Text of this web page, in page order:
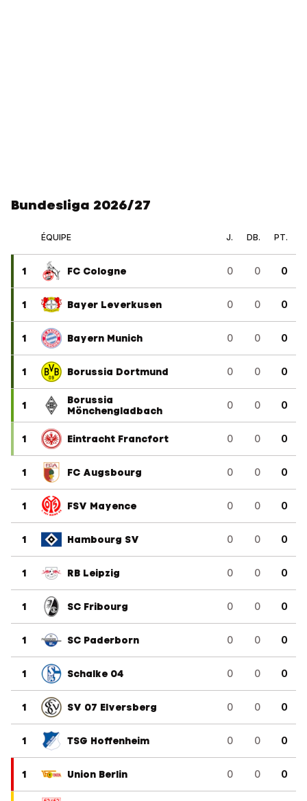
Bundesliga 2026/27
ÉQUIPE J. DB. PT.
1 FC Cologne 0 0 0
1 Bayer Leverkusen 0 0 0
1 Bayern Munich 0 0 0
1 Borussia Dortmund 0 0 0
1
Borussia
Mönchengladbach
0 0 0
1 Eintracht Francfort 0 0 0
1 FC Augsbourg 0 0 0
1 FSV Mayence 0 0 0
1 Hambourg SV 0 0 0
1 RB Leipzig 0 0 0
1 SC Fribourg 0 0 0
1 SC Paderborn 0 0 0
1 Schalke 04 0 0 0
1 SV 07 Elversberg 0 0 0
1 TSG Hoffenheim 0 0 0
1 Union Berlin 0 0 0